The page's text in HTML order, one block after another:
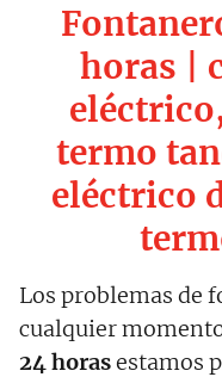
horas |
termo
eléctrico
Los problemas de
cualquier
24 horasestamos